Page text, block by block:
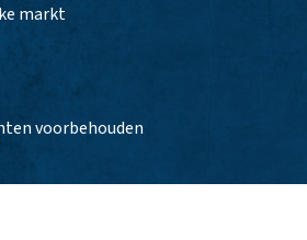
markt
voorbehouden